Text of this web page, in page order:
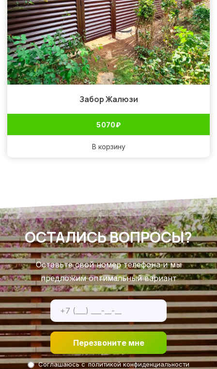
Забор Жалюзи
5 070₽
В корзину
ОСТАЛИСЬ ВОПРОСЫ?
Оставьте свой номер телефона и мы
предложим оптимальный вариант
Перезвоните мне
Соглашаюсь сполитикой конфиденциальности